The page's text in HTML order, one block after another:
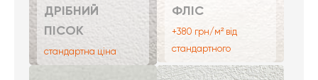
ДРІБНИЙ
ПІСОК
стандартна ціна
ФЛІС
+380 грн/м² від
стандартного